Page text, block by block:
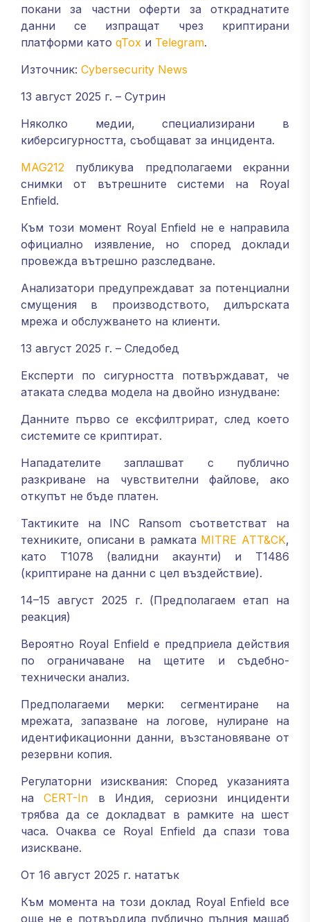
покани за частни оферти за откраднатите
данни се изпращат чрез криптирани
платформи като qTox и Telegram.
Източник: Cybersecurity News
13 август 2025 г. – Сутрин
Няколко медии, специализирани в
киберсигурността, съобщават за инцидента.
MAG212 публикува предполагаеми екранни
снимки от вътрешните системи на Royal
Enfield.
Към този момент Royal Enfield не е направила
официално изявление, но според доклади
провежда вътрешно разследване.
Анализатори предупреждават за потенциални
смущения в производството, дилърската
мрежа и обслужването на клиенти.
13 август 2025 г. – Следобед
Експерти по сигурността потвърждават, че
атаката следва модела на двойно изнудване:
Данните първо се ексфилтрират, след което
системите се криптират.
Нападателите заплашват с публично
разкриване на чувствителни файлове, ако
откупът не бъде платен.
Тактиките на INC Ransom съответстват на
техниките, описани в рамката MITRE ATT&CK,
като T1078 (валидни акаунти) и T1486
(криптиране на данни с цел въздействие).
14–15 август 2025 г. (Предполагаем етап на
реакция)
Вероятно Royal Enfield е предприела действия
по ограничаване на щетите и съдебно-
технически анализ.
Предполагаеми мерки: сегментиране на
мрежата, запазване на логове, нулиране на
идентификационни данни, възстановяване от
резервни копия.
Регулаторни изисквания: Според указанията
наCERT-In в Индия, сериозни инциденти
трябва да се докладват в рамките на шест
часа. Очаква се Royal Enfield да спази това
изискване.
От 16 август 2025 г. нататък
Към момента на този доклад Royal Enfield все
още не е потвърдила публично пълния мащаб